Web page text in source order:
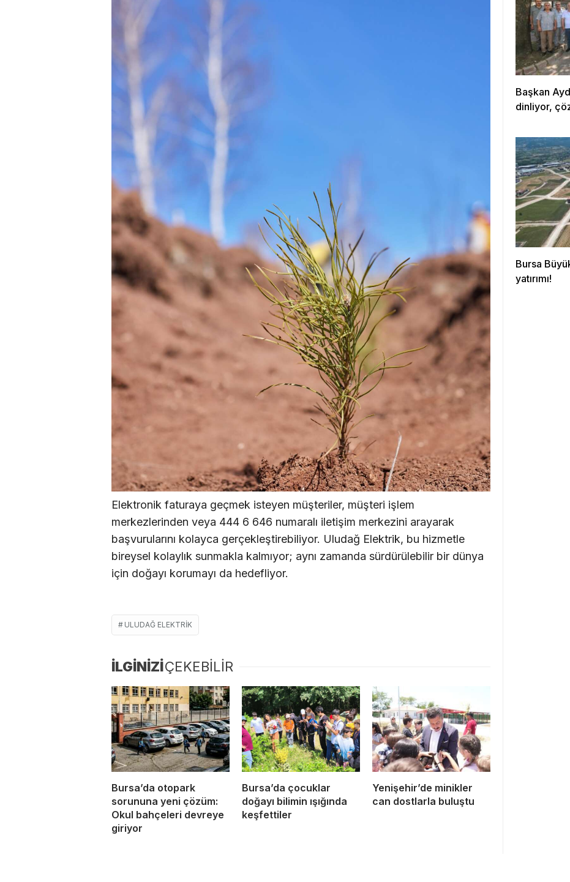
Elektronik faturaya geçmek isteyen müşteriler, müşteri işlem
merkezlerinden veya 444 6 646 numaralı iletişim merkezini arayarak
başvurularını kolayca gerçekleştirebiliyor. Uludağ Elektrik, bu hizmetle
bireysel kolaylık sunmakla kalmıyor; aynı zamanda sürdürülebilir bir dünya
için doğayı korumayı da hedefliyor.
ULUDAĞ ELEKTRIK
İLGİNİZİÇEKEBİLİR
Bursa’da otopark
sorununa yeni çözüm:
Okul bahçeleri devreye
giriyor
Bursa’da çocuklar
doğayı bilimin ışığında
keşfettiler
Yenişehir’de minikler
can dostlarla buluştu
Başkan
dinliyor,
Bursa
yatırımı!